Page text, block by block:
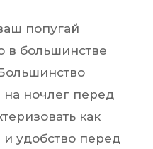
попугай
в большинстве
на ночлег перед
как
удобство перед